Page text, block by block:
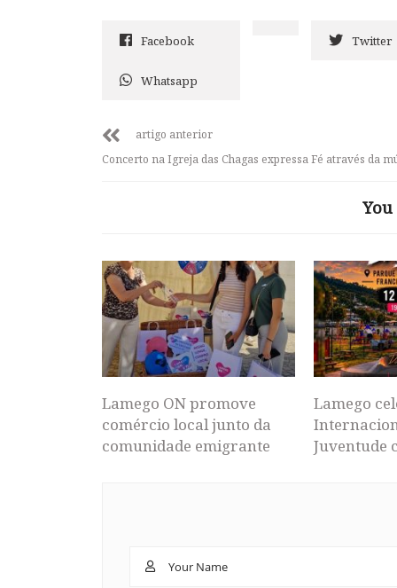
Facebook Twitter
Whatsapp
artigo anterior
Concerto na Igreja das Chagas expressa Fé através da
Lamego ON promove
comércio local junto da
comunidade emigrante
Lamego
Juventude